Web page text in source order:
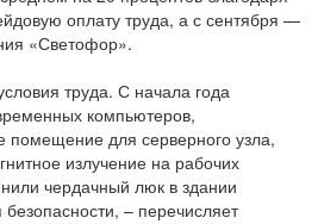
оплату труда, а с сентября —
«Светофор».
труда. С начала года
компьютеров,
помещение для серверного узла,
излучение на рабочих
чердачный люк в здании
– перечисляет